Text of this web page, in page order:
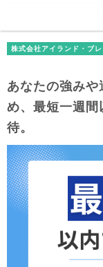
株式会社アイランド・ブ
あなたの強み
め、最短一週間
待。